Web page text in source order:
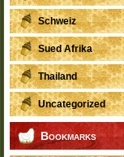
Schweiz
Sued Afrika
Thailand
Uncategorized
Bookmarks